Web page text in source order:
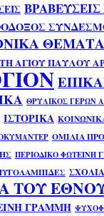
ΘΕΜΑΤΑ
ΑΓΙΟΥ ΠΑΥΛΟΥ
ΘΡΥΛΙΚΟΣ ΓΕΡΩΝ
ΙΣΤΟΡΙΚΑ
ΟΜΙΛΙΑ
ΠΕΡΙΟΔΙΚΟ ΦΩΤΕΙΝΗ
ΣΧΟΛΙΑ
ΤΟΥ
ΓΡΑΜΜΗ